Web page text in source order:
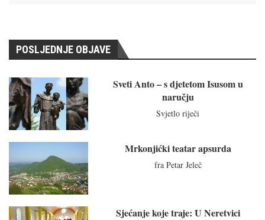
POSLJEDNJE OBJAVE
Sveti Anto – s djetetom Isusom u
naručju
Svjetlo riječi
Mrkonjićki teatar apsurda
fra Petar Jeleč
Sjećanje koje traje: U Neretvici